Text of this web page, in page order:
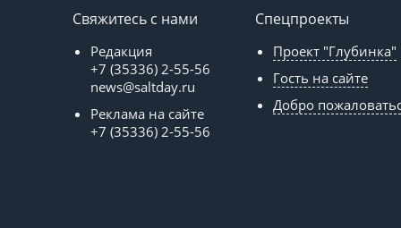
Свяжитесь с нами
Редакция
+7 (35336) 2-55-56
news@saltday.ru
Реклама на сайте
+7 (35336) 2-55-56
Спецпроекты
Проект "Глубинка"
Гость на сайте
Добро